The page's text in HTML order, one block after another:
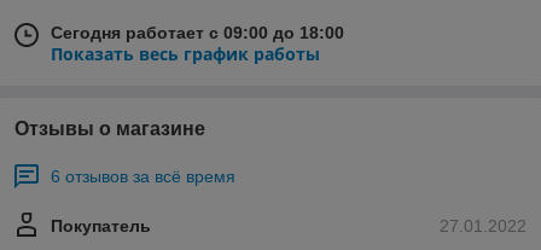
Сегодня работает с 09:00 до 18:00
Показать весь график работы
Отзывы о магазине
6 отзывов за всё время
27.01.2022
Покупатель